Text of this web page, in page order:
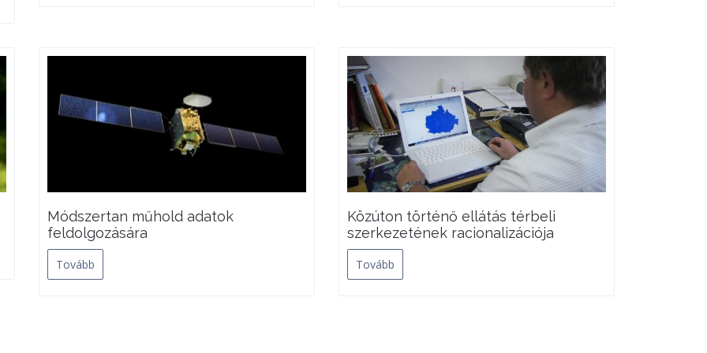
Módszertan műhold adatok
feldolgozására
Tovább
Közúton történő ellátás térbeli
szerkezetének racionalizációja
Tovább